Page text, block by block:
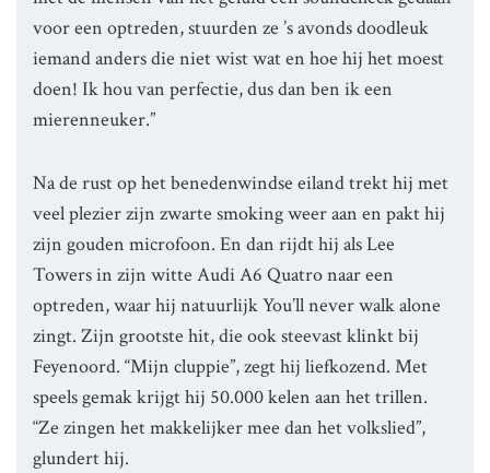
voor een optreden, stuurden ze ’s avonds doodleuk
iemand anders die niet wist wat en hoe hij het moest
doen! Ik hou van perfectie, dus dan ben ik een
mierenneuker.”
Na de rust op het benedenwindse eiland trekt hij met
veel plezier zijn zwarte smoking weer aan en pakt hij
zijn gouden microfoon. En dan rijdt hij als Lee
Towers in zijn witte Audi A6 Quatro naar een
optreden, waar hij natuurlijk You’ll never walk alone
zingt. Zijn grootste hit, die ook steevast klinkt bij
Feyenoord. “Mijn cluppie”, zegt hij liefkozend. Met
speels gemak krijgt hij 50.000 kelen aan het trillen.
“Ze zingen het makkelijker mee dan het volkslied”,
glundert hij.